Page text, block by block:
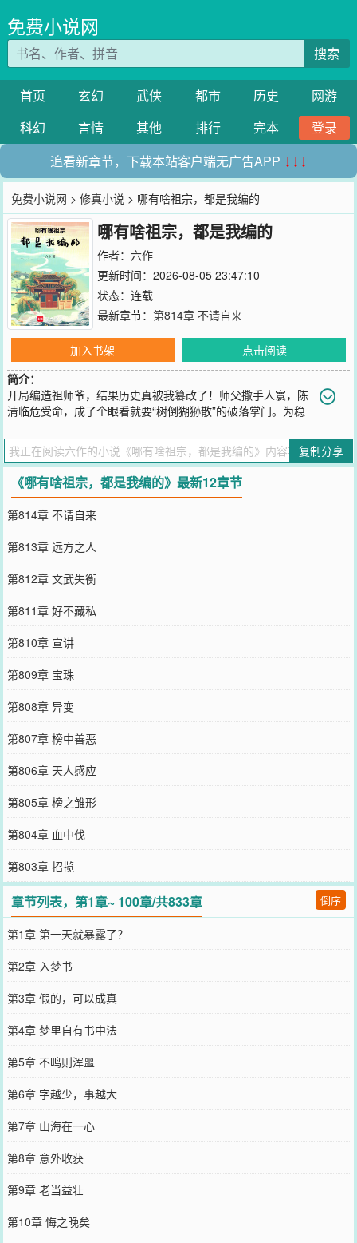
免费小说网
搜索
首页 玄幻 武侠 都市 历史
网游
科幻
言情 其他 排行 完本
登录
追看新章节，下载本站客户端无广告APP ↓↓↓
免费小说网 >修真小说 > 哪有啥祖宗，都是我编的
哪有啥祖宗，都是我编的
作者： 六作
更新时间：2026-08-05 23:47:10
状态：连载
最新章节： 第814章 不请自来
加入书架
点击阅读
简介：
开局编造祖师爷，结果历史真被我篡改了！师父撒手人寰，陈
清临危受命，成了个眼看就要“树倒猢狲散”的破落掌门。为稳
老？力挽狂澜的中兴之祖？剑断天河的开派祖师？不存在的！全是拍
脑门瞎掰的！本想先糊弄过去，日后再圆谎，谁知当天夜里……吹的
牛，竟然成真了！陈清竟梦回过往，亲自扮演起刚编的猛人老祖。
您要是觉得《哪有啥祖宗，都是我编的》还不错的话请不要忘记向您
QQ群和微博微信里的朋友推荐哦！
复制分享
《哪有啥祖宗，都是我编的》最新12章节
第814章 不请自来
第813章 远方之人
第812章 文武失衡
第811章 好不藏私
第810章 宣讲
第809章 宝珠
第808章 异变
第807章 榜中善恶
第806章 天人感应
第805章 榜之雏形
第804章 血中伐
第803章 招揽
章节列表，第1章~ 100章/共833章 倒序
第1章 第一天就暴露了？
第2章 入梦书
第3章 假的，可以成真
第4章 梦里自有书中法
第5章 不鸣则浑噩
第6章 字越少，事越大
第7章 山海在一心
第8章 意外收获
第9章 老当益壮
第10章 悔之晚矣